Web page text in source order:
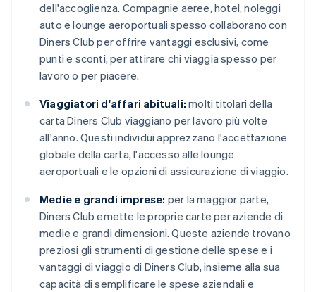
dell'accoglienza. Compagnie aeree, hotel, noleggi
auto e lounge aeroportuali spesso collaborano con
Diners Club per offrire vantaggi esclusivi, come
punti e sconti, per attirare chi viaggia spesso per
lavoro o per piacere.
Viaggiatori d'affari abituali: molti titolari della
carta Diners Club viaggiano per lavoro più volte
all'anno. Questi individui apprezzano l'accettazione
globale della carta, l'accesso alle lounge
aeroportuali e le opzioni di assicurazione di viaggio.
Medie e grandi imprese: per la maggior parte,
Diners Club emette le proprie carte per aziende di
medie e grandi dimensioni. Queste aziende trovano
preziosi gli strumenti di gestione delle spese e i
vantaggi di viaggio di Diners Club, insieme alla sua
capacità di semplificare le spese aziendali e